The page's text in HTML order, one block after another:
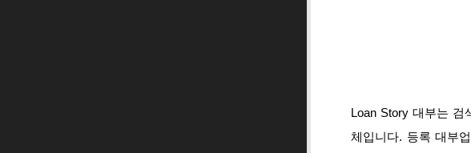
Loan Story 대부는 검
체입니다. 등록 대부